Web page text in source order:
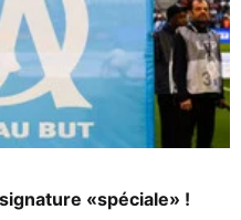
«spéciale» !